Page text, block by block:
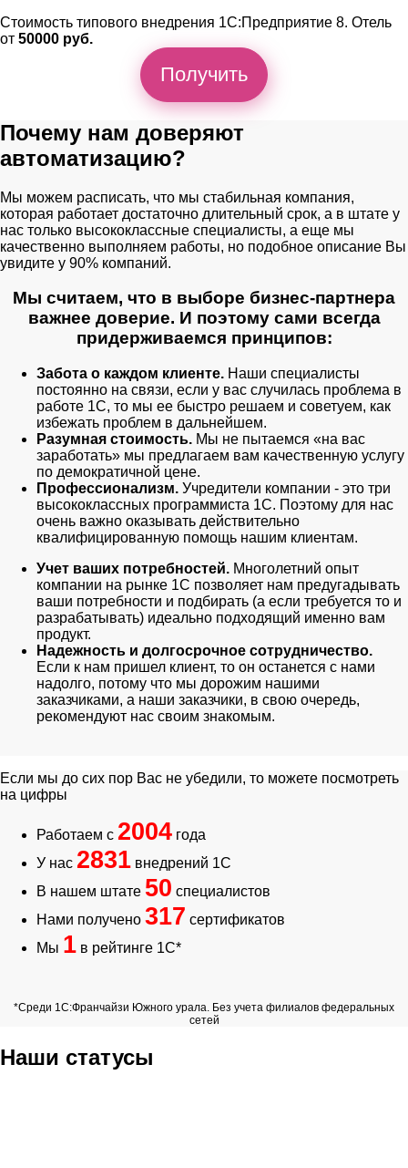
Стоимость типового внедрения 1С:Предприятие 8. Отель
от 50000 руб.
Получить
Почему нам доверяют
автоматизацию?
Мы можем расписать, что мы стабильная компания,
которая работает достаточно длительный срок, а в штате у
нас только высококлассные специалисты, а еще мы
качественно выполняем работы, но подобное описание Вы
увидите у 90% компаний.
Мы считаем, что в выборе бизнес-партнера
важнее доверие. И поэтому сами всегда
придерживаемся принципов:
Забота о каждом клиенте. Наши специалисты
постоянно на связи, если у вас случилась проблема в
работе 1С, то мы ее быстро решаем и советуем, как
избежать проблем в дальнейшем.
Разумная стоимость. Мы не пытаемся «на вас
заработать» мы предлагаем вам качественную услугу
по демократичной цене.
Профессионализм. Учредители компании - это три
высококлассных программиста 1С. Поэтому для нас
очень важно оказывать действительно
квалифицированную помощь нашим клиентам.
Учет ваших потребностей. Многолетний опыт
компании на рынке 1С позволяет нам предугадывать
ваши потребности и подбирать (а если требуется то и
разрабатывать) идеально подходящий именно вам
продукт.
Надежность и долгосрочное сотрудничество.
Если к нам пришел клиент, то он останется с нами
надолго, потому что мы дорожим нашими
заказчиками, а наши заказчики, в свою очередь,
рекомендуют нас своим знакомым.
Если мы до сих пор Вас не убедили, то можете посмотреть
на цифры
Работаем с 2004 года
У нас 2831 внедрений 1С
В нашем штате 50 специалистов
Нами получено 317 сертификатов
Мы 1 в рейтинге 1С*
*Среди 1С:Франчайзи Южного урала. Без учета филиалов федеральных
сетей
Наши статусы